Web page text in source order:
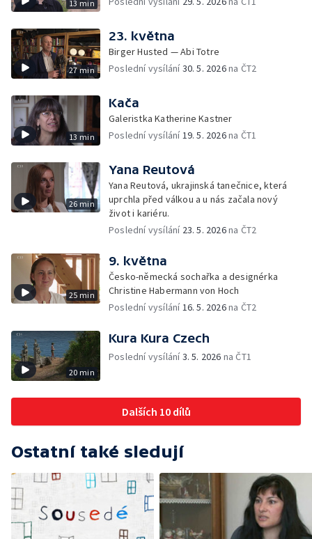
13 min
27 min
23. května
Birger Husted — Abi Totre
Poslední vysílání30. 5. 2026na ČT2
13 min
Kača
Galeristka Katherine Kastner
Poslední vysílání19. 5. 2026na ČT1
26 min
Yana Reutová
Yana Reutová, ukrajinská tanečnice, která
uprchla před válkou a u nás začala nový
život i kariéru.
Poslední vysílání 23. 5. 2026na ČT2
25 min
9. května
Česko-německá sochařka a designérka
Christine Habermann von Hoch
Poslední vysílání16. 5. 2026na ČT2
20 min
Kura Kura Czech
Poslední vysílání3. 5. 2026 na ČT1
Dalších 10 dílů
Ostatní také sledují